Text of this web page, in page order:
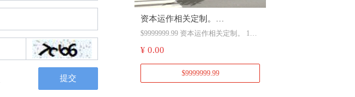
提交
资本运作相关定制。
18600115577 陈
$9999999.99 资本运作相关定制。 186
¥ 0.00
$9999999.99